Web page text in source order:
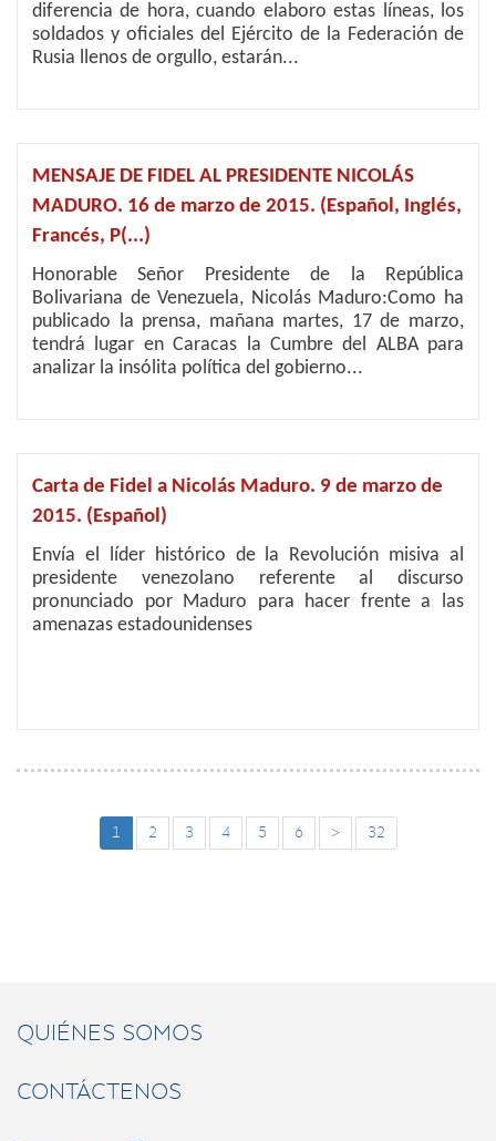
diferencia de hora, cuando elaboro estas líneas, los
soldados y oficiales del Ejército de la Federación de
Rusia llenos de orgullo, estarán...
MENSAJE DE FIDEL AL PRESIDENTE NICOLÁS
MADURO. 16 de marzo de 2015. (Español, Inglés,
Francés, P(...)
Honorable Señor Presidente de la República
Bolivariana de Venezuela, Nicolás Maduro:Como ha
publicado la prensa, mañana martes, 17 de marzo,
tendrá lugar en Caracas la Cumbre del ALBA para
analizar la insólita política del gobierno...
Carta de Fidel a Nicolás Maduro. 9 de marzo de
2015. (Español)
Envía el líder histórico de la Revolución misiva al
presidente venezolano referente al discurso
pronunciado por Maduro para hacer frente a las
amenazas estadounidenses
1 2 3 4 5 6 > 32
QUIÉNES SOMOS
CONTÁCTENOS